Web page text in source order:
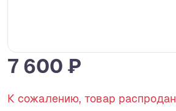
7 600 ₽
К сожалению, товар распродан